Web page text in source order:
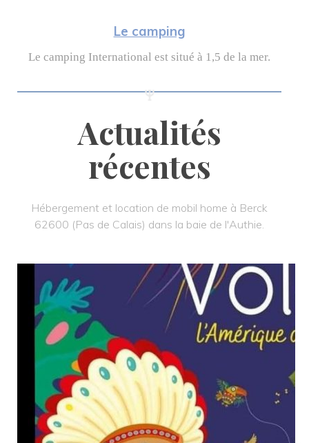
Le camping
Le camping International est situé à 1,5 de la mer.
Actualités
récente
Hébergement et location de mobil home à Berck
62600 (Pas de Calais) dans la baie de l'Authie.